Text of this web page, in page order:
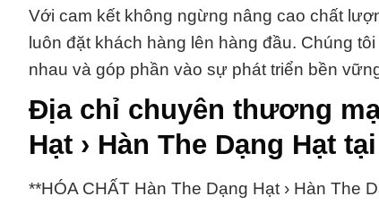
Với cam kết không ngừng nâng cao chất
luôn đặt khách hàng lên hàng đầu. Chúng
nhau và góp phần vào sự phát triển bền
Địa chỉ chuyên thương
Hạt › Hàn The Dạng Hạt
**HÓA CHẤT Hàn The Dạng Hạt › Hàn The